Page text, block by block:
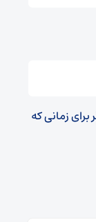
زمانی که